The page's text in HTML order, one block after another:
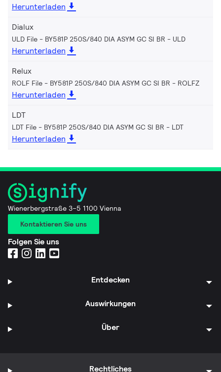
Herunterladen
Dialux
ULD File - BY581P 250S/840 DIA ASYM GC SI BR ULD
Herunterladen
Relux
ROLF File - BY581P 250S/840 DIA ASYM GC SI BR ROLFZ
Herunterladen
LDT
LDT File - BY581P 250S/840 DIA ASYM GC SI BR LDT
Herunterladen
Wienerbergstraße 3–5 1100 Vienna
Kontaktieren Sie uns
Folgen Sie uns
Entdecken
Auswirkungen
Über
Rechtliches